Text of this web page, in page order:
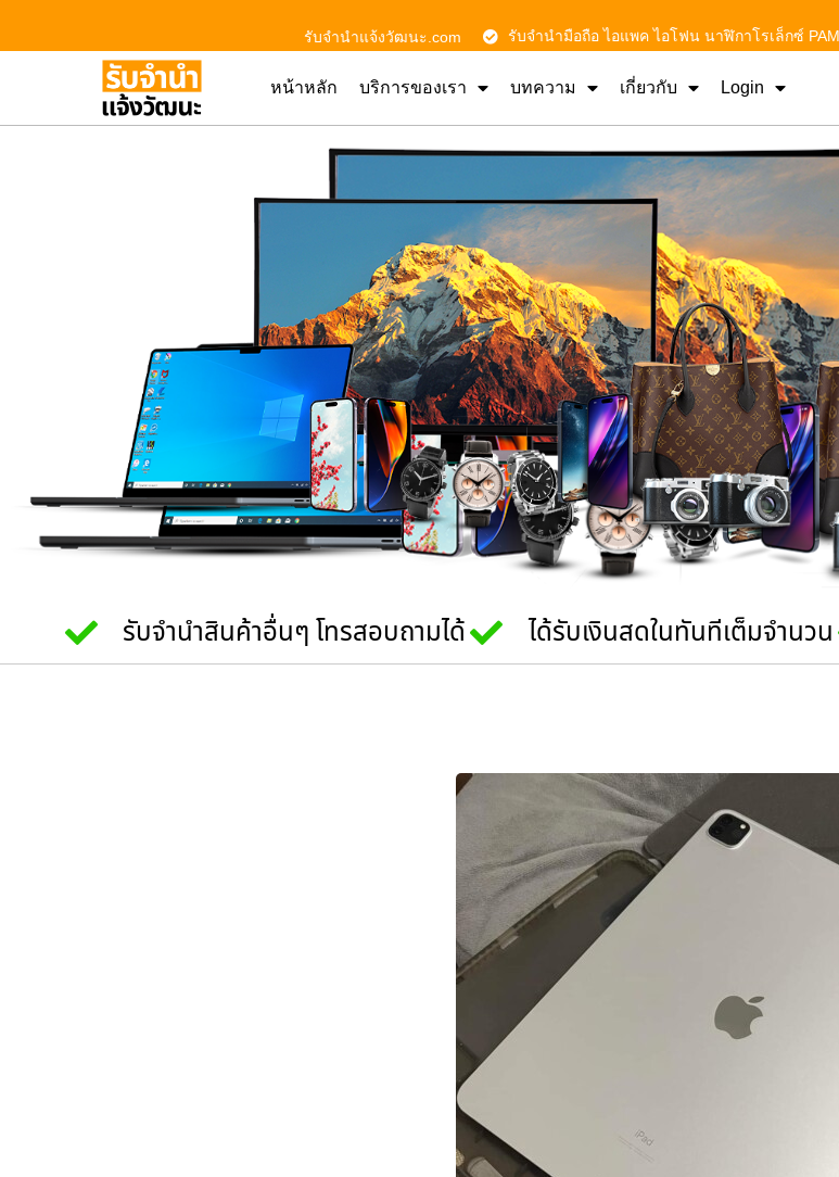
รับจํานําแจ้งวัฒนะ.com รับจำนำมือถือ ไอแพค ไอโฟน นาฬิกาโรเล็กซ์
หน้าหลัก บริการของเรา บทความ เกี่ยวกับ Login
รับจำนำสินค้าอื่นๆ โทรสอบถามได้ ได้รับเงินสดในทันทีเต็มจำนวน